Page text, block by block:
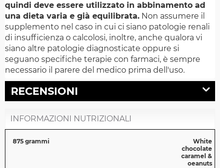
quindi deve essere utilizzato in abbinamento ad
una dieta varia e già equilibrata. Non assumere il
supplemento nel caso in cui ci siano patologie renali
di insufficienza o calcolosi, inoltre, anche qualora vi
siano altre patologie diagnosticate oppure si
seguano specifiche terapie con farmaci, è sempre
necessario il parere del medico prima dell'uso.
RECENSIONI
INFORMAZIONI NUTRIZIONALI
875 grammi
White
chocolate
caramel &
oeanuts